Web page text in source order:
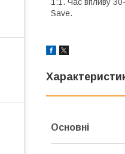
1:1. Час впливу
Save.
Основні